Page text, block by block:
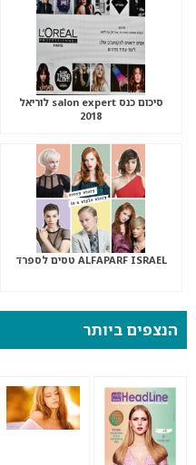
סיכום כנס salon expert לוריאל
2018
ALFAPARF ISRAEL טסים לספרד
הנצפים ביותר